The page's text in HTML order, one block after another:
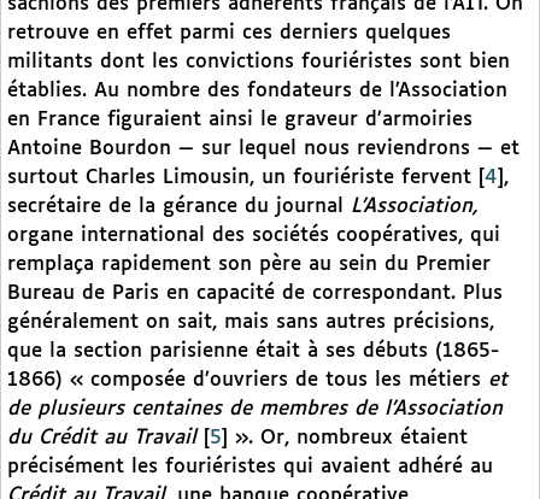
sachions des premiers adhérents français de l’AIT. On
retrouve en effet parmi ces derniers quelques
militants dont les convictions fouriéristes sont bien
établies. Au nombre des fondateurs de l’Association
en France figuraient ainsi le graveur d’armoiries
Antoine Bourdon — sur lequel nous reviendrons — et
surtout Charles Limousin, un fouriériste fervent
4 ,
secrétaire de la gérance du journal L’Association,
organe international des sociétés coopératives, qui
remplaça rapidement son père au sein du Premier
Bureau de Paris en capacité de correspondant. Plus
généralement on sait, mais sans autres précisions,
que la section parisienne était à ses débuts (1865-
1866) « composée d’ouvriers de tous les métiers et
de plusieurs centaines de membres de l’Association
du Crédit au Travail[ 5
». Or, nombreux étaient
précisément les fouriéristes qui avaient adhéré au